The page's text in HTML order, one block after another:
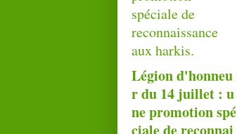
Légion d'honneu
r du 14 juillet : u
ne promotion spé
ciale de reconnai